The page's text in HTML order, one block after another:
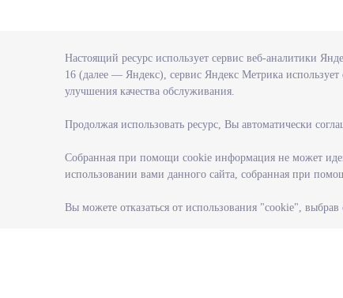
Настоящий ресурс использует сервис веб-аналитики
16 (далее — Яндекс), сервис Яндекс Метрика
улучшения качества обслуживания.
Продолжая использовать ресурс, Вы автоматически
Собранная при помощи cookie информация не может
использовании вами данного сайта, собранная при
Вы можете отказаться от использования "cookie",